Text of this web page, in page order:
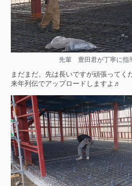
先輩 豊田君が丁寧に指
まだまだ、先は長いですが頑張ってく
来年列伝でアップロードしますよ♬